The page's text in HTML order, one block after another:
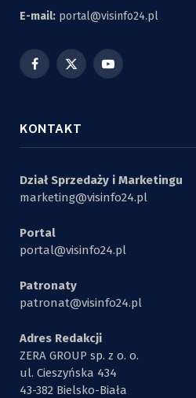
E-mail: portal@visinfo24.pl
Facebook
X
YouTube
KONTAKT
Dział Sprzedaży i Marketingu
marketing@visinfo24.pl
Portal
portal@visinfo24.pl
Patronaty
patronat@visinfo24.pl
Adres Redakcji
ZERA GROUP sp. z o. o.
ul. Cieszyńska 434
43-382 Bielsko-Biała